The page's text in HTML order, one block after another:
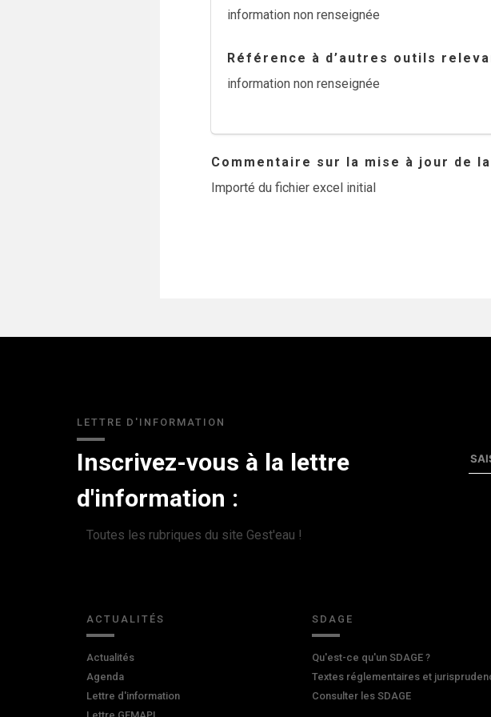
information non renseignée
Référence à d’autres outils
information non renseignée
Commentaire sur la mise à jour de
Importé du fichier excel initial
LETTRE D'INFORMATION
Inscrivez-vous à la lettre
d'information :
Toutes les rubriques du site Gest'eau !
ACTUALITÉS
Actualités
Agenda
Lettre d'information
SDAGE
Qu'est-ce qu'un SDAGE ?
Textes réglementaires et
Consulter les SDAGE